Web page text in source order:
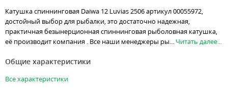
Катушка спиннинговая Daiwa 12 Luvias 2506 артикул 00055972,
достойный выбор для рыбалки, это достаточно надежная,
практичная безынерционная спиннинговая рыболовная катушка,
её производит компания . Все наши менеджеры ры... Читать далее...
Общие характеристики
Все характеристики